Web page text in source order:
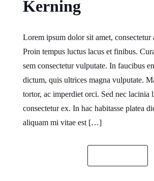
Kerning
Lorem ipsum dolor sit amet, consectetur
Proin tempus luctus lacus et finibus.
sem consectetur vulputate. In faucibus
dictum, quis ultrices magna vulputate.
tortor, ac imperdiet orci. Sed nec lacinia
consectetur ex. In hac habitasse platea
aliquam mi vitae est […]